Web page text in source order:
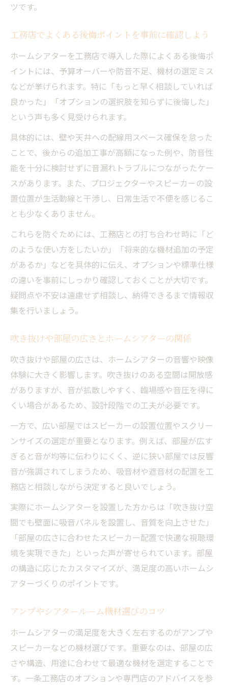
ツです。
工務店でよくある後悔ポイントを事前に確認しよう
ホームシアターを工務店で導入した際によくある後悔ポ
イントには、予算オーバーや防音不足、機材の選定ミス
などが挙げられます。特に「もっと早く相談していれば
良かった」「オプションの選択肢を知らずに後悔した」
という声も多く見受けられます。
具体的には、壁や天井への配線用スペース確保を怠った
ことで、後からの追加工事が高額になった例や、防音性
能を十分に検討せずに音漏れトラブルにつながったケー
スがあります。また、プロジェクターやスピーカーの設
置位置が生活動線と干渉し、日常生活で不便を感じるこ
とも少なくありません。
これらを防ぐためには、工務店との打ち合わせ時に「ど
のような使い方をしたいか」「将来的な機材追加の予定
があるか」などを具体的に伝え、オプションや標準仕様
の違いを事前にしっかり確認しておくことが大切です。
疑問点や不安は遠慮せず相談し、納得できるまで情報収
集を行いましょう。
吹き抜けや部屋の広さとホームシアターの関係
吹き抜けや部屋の広さは、ホームシアターの音響や映像
体験に大きく影響します。吹き抜けのある空間は開放感
がありますが、音が拡散しやすく、臨場感や音圧を得に
くい場合があるため、設計段階での工夫が必要です。
一方で、広い部屋ではスピーカーの設置位置やスクリー
ンサイズの選定が重要となります。例えば、部屋が広す
ぎると音が均等に伝わりにくく、逆に狭い部屋では反響
音が強調されてしまうため、吸音材や遮音材の配置を工
務店と相談しながら決定すると良いでしょう。
実際にホームシアターを設置した方からは「吹き抜け空
間でも壁面に吸音パネルを設置し、音質を向上させた」
「部屋の広さに合わせたスピーカー配置で快適な視聴環
境を実現できた」といった声が寄せられています。部屋
の構造に応じたカスタマイズが、満足度の高いホームシ
アターづくりのポイントです。
アンプやシアタールーム機材選びのコツ
ホームシアターの満足度を大きく左右するのがアンプや
スピーカーなどの機材選びです。重要なのは、部屋の広
さや構造、用途に合わせて最適な機材を選定することで
す。一条工務店のオプションや専門店のアドバイスを参